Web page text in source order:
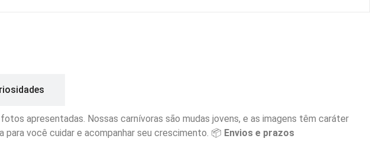
apresentadas. Nossas carnívoras são mudas jovens, e as imagens têm caráter
você cuidar e acompanhar seu crescimento. 📦 Envios e prazos